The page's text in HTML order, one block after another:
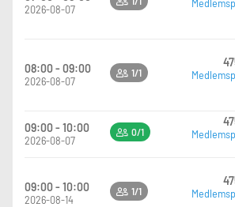
2026-08-07
08:00 - 09:00
2026-08-07
1/1
09:00 - 10:00
2026-08-07
0/1
09:00 - 10:00
2026-08-14
1/1